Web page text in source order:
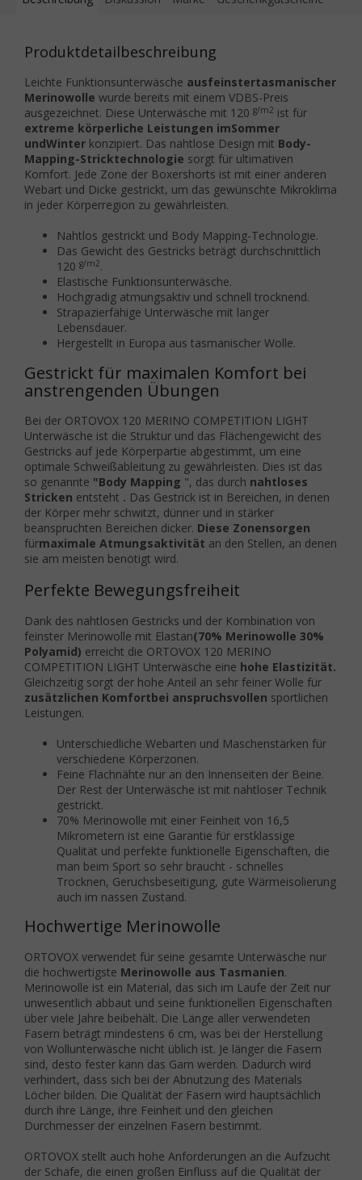
Produktdetailbeschreibung
Leichte Funktionsunterwäsche ausfeinstertasmanischer
Merinowolle wurde bereits mit einem VDBS-Preis
ausgezeichnet. Diese Unterwäsche mit 120 g/m2 ist für
extreme körperliche Leistungen imSommer
undWinter konzipiert. Das nahtlose Design mit Body-
Mapping-Stricktechnologie sorgt für ultimativen
Komfort. Jede Zone der Boxershorts ist mit einer anderen
Webart und Dicke gestrickt, um das gewünschte Mikroklima
in jeder Körperregion zu gewährleisten.
Nahtlos gestrickt und Body Mapping-Technologie.
Das Gewicht des Gestricks beträgt durchschnittlich
120 g/m2.
Elastische Funktionsunterwäsche.
Hochgradig atmungsaktiv und schnell trocknend.
Strapazierfähige Unterwäsche mit langer
Lebensdauer.
Hergestellt in Europa aus tasmanischer Wolle.
Gestrickt für maximalen Komfort bei
anstrengenden Übungen
Bei der ORTOVOX 120 MERINO COMPETITION LIGHT
Unterwäsche ist die Struktur und das Flächengewicht des
Gestricks auf jede Körperpartie abgestimmt, um eine
optimale Schweißableitung zu gewährleisten. Dies ist das
so genannte "Body Mapping ", das durch nahtloses
Stricken entsteht . Das Gestrick ist in Bereichen, in denen
der Körper mehr schwitzt, dünner und in stärker
beanspruchten Bereichen dicker. Diese Zonensorgen
fürmaximale Atmungsaktivität an den Stellen, an denen
sie am meisten benötigt wird.
Perfekte Bewegungsfreiheit
Dank des nahtlosen Gestricks und der Kombination von
feinster Merinowolle mit Elastan(70% Merinowolle 30%
Polyamid) erreicht die ORTOVOX 120 MERINO
COMPETITION LIGHT Unterwäsche eine hohe Elastizität.
Gleichzeitig sorgt der hohe Anteil an sehr feiner Wolle für
zusätzlichen Komfortbei anspruchsvollen sportlichen
Leistungen.
Unterschiedliche Webarten und Maschenstärken für
verschiedene Körperzonen.
Feine Flachnähte nur an den Innenseiten der Beine.
Der Rest der Unterwäsche ist mit nahtloser Technik
gestrickt.
70% Merinowolle mit einer Feinheit von 16,5
Mikrometern ist eine Garantie für erstklassige
Qualität und perfekte funktionelle Eigenschaften, die
man beim Sport so sehr braucht - schnelles
Trocknen, Geruchsbeseitigung, gute Wärmeisolierung
auch im nassen Zustand.
Hochwertige Merinowolle
ORTOVOX verwendet für seine gesamte Unterwäsche nur
die hochwertigste Merinowolle aus Tasmanien.
Merinowolle ist ein Material, das sich im Laufe der Zeit nur
unwesentlich abbaut und seine funktionellen Eigenschaften
über viele Jahre beibehält. Die Länge aller verwendeten
Fasern beträgt mindestens 6 cm, was bei der Herstellung
von Wollunterwäsche nicht üblich ist. Je länger die Fasern
sind, desto fester kann das Garn werden. Dadurch wird
verhindert, dass sich bei der Abnutzung des Materials
Löcher bilden. Die Qualität der Fasern wird hauptsächlich
durch ihre Länge, ihre Feinheit und den gleichen
Durchmesser der einzelnen Fasern bestimmt.
ORTOVOX stellt auch hohe Anforderungen an die Aufzucht
der Schafe, die einen großen Einfluss auf die Qualität der